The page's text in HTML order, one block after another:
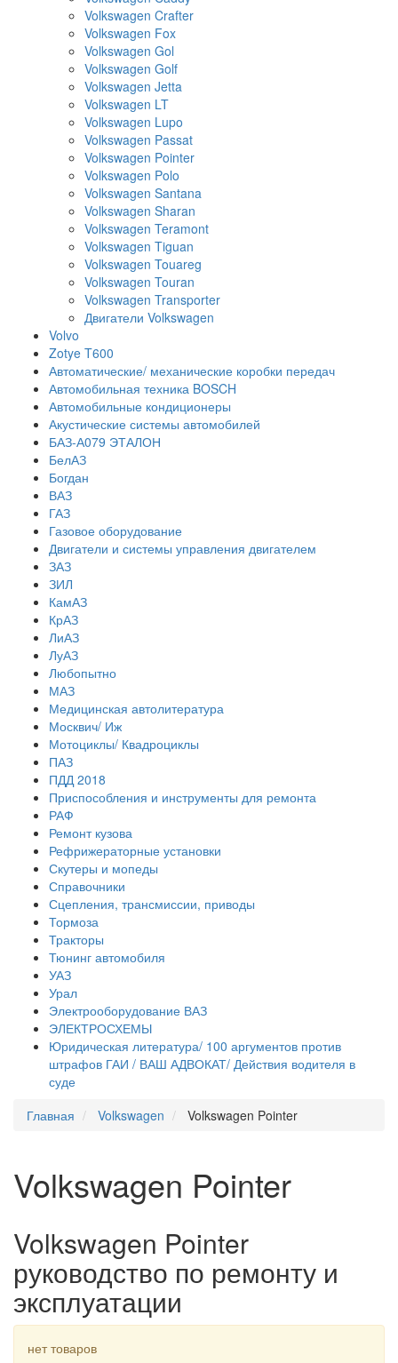
Volkswagen Crafter
Volkswagen Fox
Volkswagen Gol
Volkswagen Golf
Volkswagen Jetta
Volkswagen LT
Volkswagen Lupo
Volkswagen Passat
Volkswagen Pointer
Volkswagen Polo
Volkswagen Santana
Volkswagen Sharan
Volkswagen Teramont
Volkswagen Tiguan
Volkswagen Touareg
Volkswagen Touran
Volkswagen Transporter
Двигатели Volkswagen
Volvo
Zotye T600
Автоматические/ механические коробки передач
Автомобильная техника BOSCH
Автомобильные кондиционеры
Акустические системы автомобилей
БАЗ-А079 ЭТАЛОН
БелАЗ
Богдан
ВАЗ
ГАЗ
Газовое оборудование
Двигатели и системы управления двигателем
ЗАЗ
ЗИЛ
КамАЗ
КрАЗ
ЛиАЗ
ЛуАЗ
Любопытно
МАЗ
Медицинская автолитература
Москвич/ Иж
Мотоциклы/ Квадроциклы
ПАЗ
ПДД 2018
Приспособления и инструменты для ремонта
РАФ
Ремонт кузова
Рефрижераторные установки
Скутеры и мопеды
Справочники
Сцепления, трансмиссии, приводы
Тормоза
Тракторы
Тюнинг автомобиля
УАЗ
Урал
Электрооборудование ВАЗ
ЭЛЕКТРОСХЕМЫ
Юридическая литература/ 100 аргументов против
штрафов ГАИ / ВАШ АДВОКАТ/ Действия водителя в
суде
Главная
Volkswagen Volkswagen Pointer
Volkswagen Pointer
Volkswagen Pointer
руководство по ремонту и
эксплуатации
нет товаров